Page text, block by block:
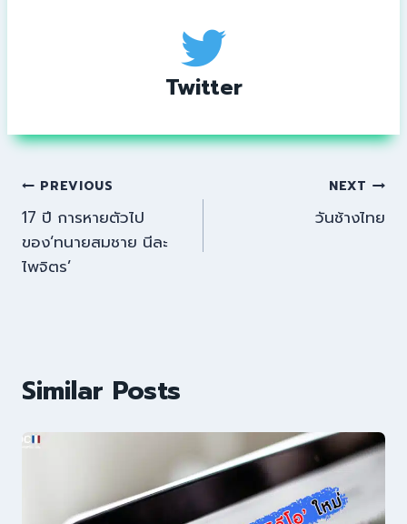
Twitter
PREVIOUS
17 ปี การหายตัวไป
ของ‘ทนายสมชาย นีละ
ไพจิตร’
NEXT
วันช้างไทย
Similar Posts